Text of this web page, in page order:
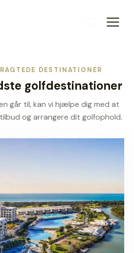
DESTINATIONER
golfdestinationer
går til, kan vi hjælpe dig med at
og arrangere dit golfophold.